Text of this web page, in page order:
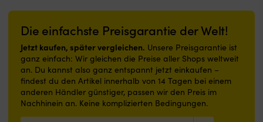
Die einfachste Preisgarantie der Welt!
Jetzt kaufen, später vergleichen. Unsere Preisgarantie ist
ganz einfach: Wir gleichen die Preise aller Shops weltweit
an. Du kannst also ganz entspannt jetzt einkaufen –
findest du den Artikel innerhalb von 14 Tagen bei einem
anderen Händler günstiger, passen wir den Preis im
Nachhinein an. Keine komplizierten Bedingungen.